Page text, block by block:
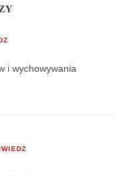
i wychowywania